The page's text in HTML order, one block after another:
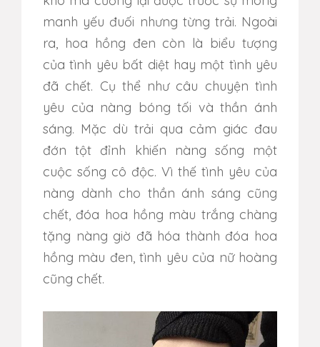
manh yếu đuối nhưng từng trải. Ngoài
ra, hoa hồng đen còn là biểu tượng
của tình yêu bất diệt hay một tình yêu
đã chết. Cụ thể như câu chuyện tình
yêu của nàng bóng tối và thần ánh
sáng. Mặc dù trải qua cảm giác đau
đớn tột đỉnh khiến nàng sống một
cuộc sống cô độc. Vì thế tình yêu của
nàng dành cho thần ánh sáng cũng
chết, đóa hoa hồng màu trắng chàng
tặng nàng giờ đã hóa thành đóa hoa
hồng màu đen, tình yêu của nữ hoàng
cũng chết.